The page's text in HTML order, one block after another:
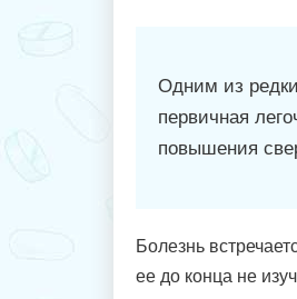
Одним из
первичная
повышения
Болезнь
ее до конца не